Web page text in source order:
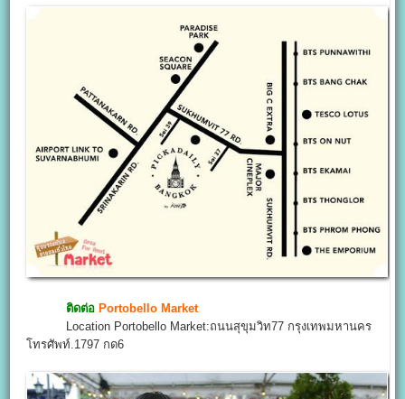
ติดต่อ Portobello Market
Location Portobello Market:ถนนสุขุมวิท77 กรุงเทพมหานคร
โทรศัพท์.1797 กด6